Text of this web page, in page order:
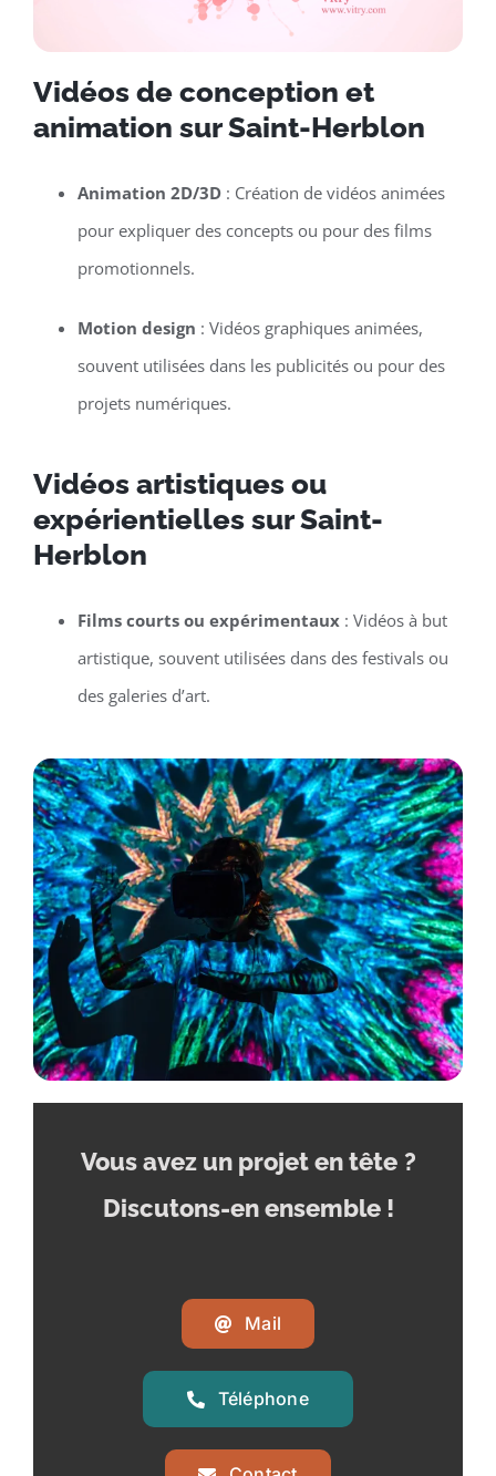
Vidéos de conception et
animation sur Saint-Herblon
Animation 2D/3D: Création de vidéos animées
pour expliquer des concepts ou pour des films
promotionnels.
Motion design : Vidéos graphiques animées,
souvent utilisées dans les publicités ou pour des
projets numériques.
Vidéos artistiques ou
expérientielles sur Saint-
Herblon
Films courts ou expérimentaux: Vidéos à but
artistique, souvent utilisées dans des festivals ou
des galeries d’art.
Vous avez un projet en tête ?
Discutons-en ensemble !
Mail
Téléphone